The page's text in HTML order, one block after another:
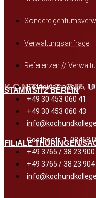
Verwaltungsanfrage
Referenzen //
KONTAKT ZU
STAMMSITZ BERLIN
Bötzowstraße 55,
+49 30 453 060 41
+49 30 453 060 43
FILIALE THÜRINGEN/
Goethestr. 1, 08468
+49 3765 / 38 23 900
+49 3765 / 38 23 904